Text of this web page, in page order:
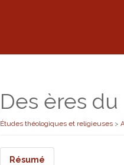
Des ères
Études théologiques et religieuses >
Résumé